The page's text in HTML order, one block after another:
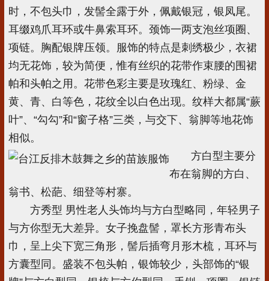
时，不包头巾，发髻全露于外，佩戴银冠，银凤尾。
耳缀鸡爪耳环或牛鼻索耳环。颈饰一两支泡丝项圈、
项链。胸配银牌压领。服饰的特点是刺绣极少，衣裙
均无花饰，较为简便，惟有丝织的花带作束腰的围裙
帕和头帕之用。花带色彩主要是玫瑰红、粉绿、金
黄、青、白等色，花纹全以白色出现。纹样大都属“蕨
叶”、“勾勾”和“窗子格”三类，与交下、翁脚等地花饰
相似。
方白型主要分
布在翁脚的方白、
翁书、松葩、细登等村寨。
方秀型 男性老人头饰均与方白型略同，年轻男子
与方你型无大差异。女子挽盘髻，罩长方形青布头
巾，呈上尖下宽三角形，髻后插弯月形木梳，耳环与
方囊型同。盛装不包头帕，银饰较少，头部饰的“银